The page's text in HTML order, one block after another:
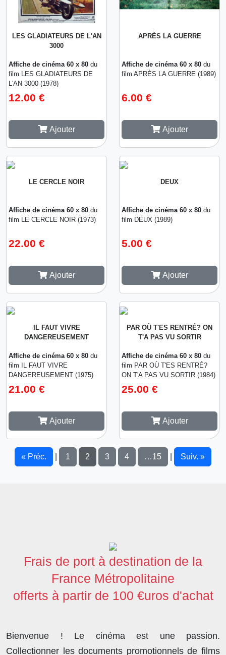
LES GLADIATEURS DE L'AN
3000
Affiche de cinéma 60 x 80 du
film LES GLADIATEURS DE
L'AN 3000 (1978)
12.00 €
Ajouter
APRÈS LA GUERRE
Affiche de cinéma 60 x 80 du
film APRÈS LA GUERRE (1989)
6.00 €
Ajouter
LE CERCLE NOIR
Affiche de cinéma 60 x 80 du
film LE CERCLE NOIR (1973)
22.00 €
Ajouter
DEUX
Affiche de cinéma 60 x 80 du
film DEUX (1989)
5.00 €
Ajouter
IL FAUT VIVRE
DANGEREUSEMENT
Affiche de cinéma 60 x 80 du
film IL FAUT VIVRE
DANGEREUSEMENT (1975)
21.00 €
Ajouter
PAR OÙ T'ES RENTRÉ? ON
T'A PAS VU SORTIR
Affiche de cinéma 60 x 80 du
film PAR OÙ T'ES RENTRÉ?
ON T'A PAS VU SORTIR (1984)
25.00 €
Ajouter
« Préc. 1 2 3 4 …15 Suiv. »
Frais de port à destination de la
France Métropolitaine
offerts à partir de 100 €uros d'achat
Bienvenue ! Le cinéma est une passion.
Collectionner les documents promotionnels de films